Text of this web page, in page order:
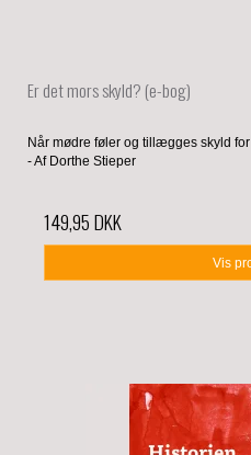
Er det mors skyld? (e-bog)
Når mødre føler og tillægges skyld
- Af Dorthe Stieper
149,95 DKK
Vis